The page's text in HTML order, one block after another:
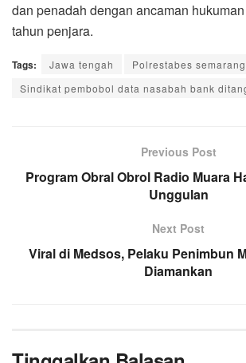
dan penadah dengan ancaman
tahun penjara.
Tags: Jawa tengah
Polrestabes semarang
Sindikat pembobol data nasabah bank
Previous Post
Program Obral Obrol Radio Muara
Unggulan
Next Post
Viral di Medsos, Pelaku Penimbun
Diamankan